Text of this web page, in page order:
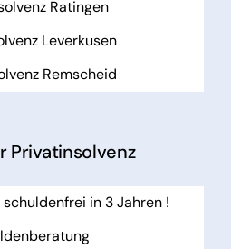
Ratingen
Leverkusen
Remscheid
Privatinsolvenz
in 3 Jahren !